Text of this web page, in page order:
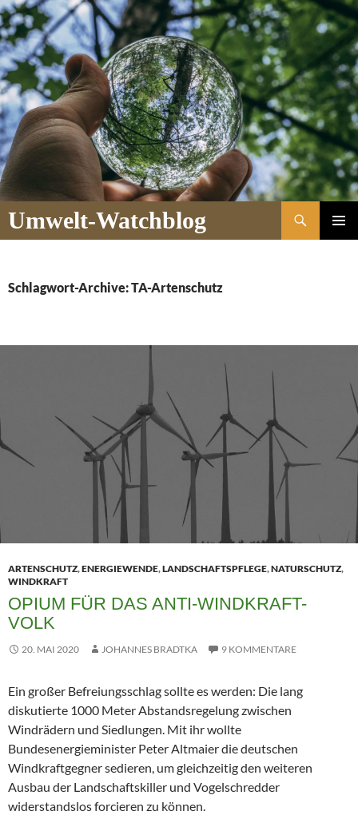
Umwelt-Watchblog
Suchen
Schlagwort-Archive: TA-Artenschutz
ARTENSCHUTZ,ENERGIEWENDE,LANDSCHAFTSPFLEGE,NATURSCHUTZ,
WINDKRAFT
OPIUM FÜR DAS ANTI-WINDKRAFT-
VOLK
20. MAI 2020 JOHANNES BRADTKA 9 KOMMENTARE
Ein großer Befreiungsschlag sollte es werden: Die lang
diskutierte 1000 Meter Abstandsregelung zwischen
Windrädern und Siedlungen. Mit ihr wollte
Bundesenergieminister Peter Altmaier die deutschen
Windkraftgegner sedieren, um gleichzeitig den weiteren
Ausbau der Landschaftskiller und Vogelschredder
widerstandslos forcieren zu können.